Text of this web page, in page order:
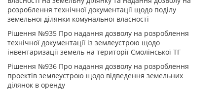
розроблення технічної документації щодо поділу
земельної ділянки комунальної власності
Рішення №935 Про надання дозволу на розроблення
технічної документації із землеустрою щодо
інвентаризації земель на території Смолінської ТГ
Рішення №936 Про надання дозволу на розроблення
проектів землеустрою щодо відведення земельних
ділянок в оренду